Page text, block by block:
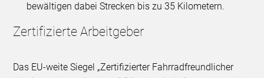
bewältigen dabei Strecken bis zu 35 Kilometern.
Zertifizierte Arbeitgeber
Das EU-weite Siegel „Zertifizierter Fahrradfreundlicher